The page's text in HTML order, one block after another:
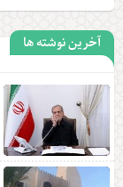
آخرین نوشته ها